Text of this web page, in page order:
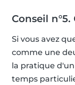
Conseil
Si vous avez
comme une
la pratique
temps